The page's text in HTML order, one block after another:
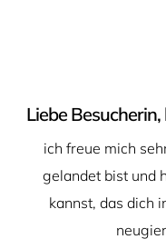
Liebe
ich freue mich
gelandet bist und
kannst, das dich